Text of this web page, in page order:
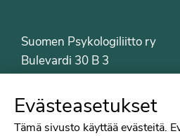
Suomen Psykologiliitto ry
Bulevardi 30 B 3
Puh. 09-6122 9122
Psykologiliiton sivut
Evästeasetukset
Tämä sivusto käyttää evästeitä.